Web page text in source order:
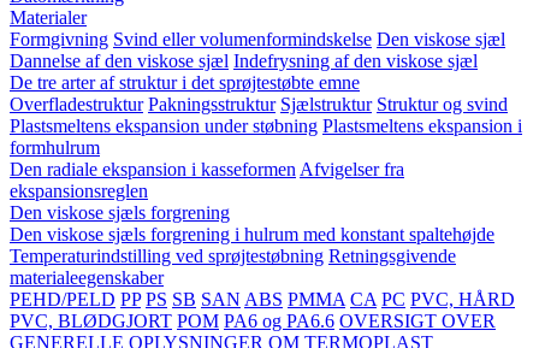
Materialer
Formgivning Svind eller volumenformindskelse Den viskose sjæl
Dannelse af den viskose sjæl Indefrysning af den viskose sjæl
De tre arter af struktur i det sprøjtestøbte emne
Overfladestruktur Pakningsstruktur Sjælstruktur Struktur og svind
Plastsmeltens ekspansion under støbning Plastsmeltens ekspansion i
formhulrum
Den radiale ekspansion i kasseformen Afvigelser fra
ekspansionsreglen
Den viskose sjæls forgrening
Den viskose sjæls forgrening i hulrum med konstant spaltehøjde
Temperaturindstilling ved sprøjtestøbning Retningsgivende
materialeegenskaber
PEHD/PELD PP PS SB SAN ABS PMMA CA PC PVC, HÅRD
PVC, BLØDGJORT POM PA6 og PA6.6 OVERSIGT OVER
GENERELLE OPLYSNINGER OM TERMOPLAST